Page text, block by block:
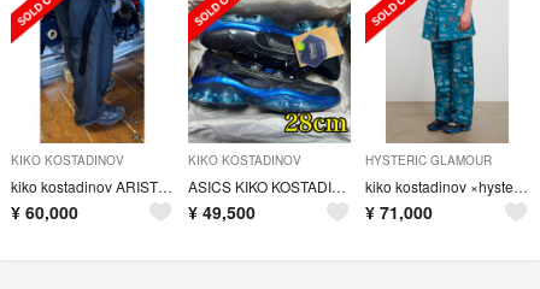
KIKO KOSTADINOV
kiko kostadinov ARISTIDES WIDE TROUSERS
¥ 60,000
KIKO KOSTADINOV
ASICS KIKO KOSTADINOV HYSTERIC GLAMOUR
¥ 49,500
HYSTERIC GLAMOUR
kiko kostadinov ×hysteric glamour Msize
¥ 71,000